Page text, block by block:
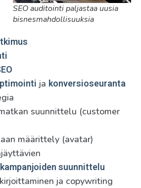
SEO auditointi paljastaa uusia
bisnesmahdollisuuksia
ja konversioseuranta
suunnittelu (customer
määrittely (avatar)
suunnittelu
ja copywriting